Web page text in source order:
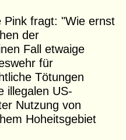
Pink fragt: "Wie ernst
der
Fall etwaige
für
Tötungen
illegalen US-
Nutzung von
Hoheitsgebiet